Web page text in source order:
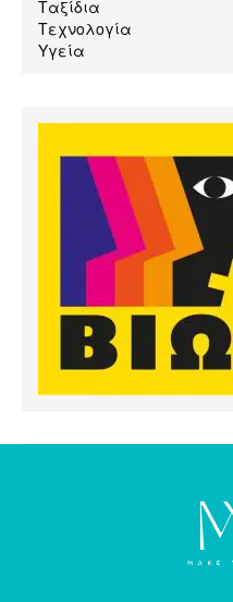
Ταξίδια
Τεχνολογία
Υγεία